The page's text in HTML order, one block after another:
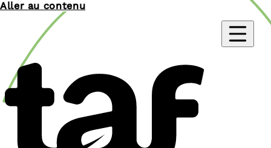
Aller au contenu